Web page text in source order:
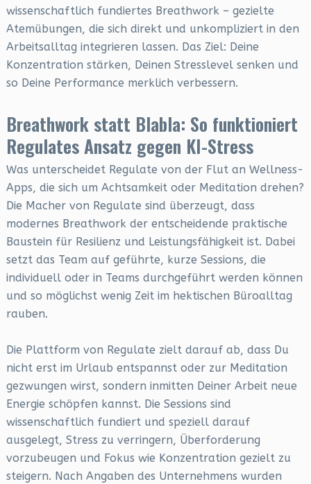
wissenschaftlich fundiertes Breathwork – gezielte
Atemübungen, die sich direkt und unkompliziert in den
Arbeitsalltag integrieren lassen. Das Ziel: Deine
Konzentration stärken, Deinen Stresslevel senken und
so Deine Performance merklich verbessern.
Breathwork statt Blabla: So funktioniert
Regulates Ansatz gegen KI-Stress
Was unterscheidet Regulate von der Flut an Wellness-
Apps, die sich um Achtsamkeit oder Meditation drehen?
Die Macher von Regulate sind überzeugt, dass
modernes Breathwork der entscheidende praktische
Baustein für Resilienz und Leistungsfähigkeit ist. Dabei
setzt das Team auf geführte, kurze Sessions, die
individuell oder in Teams durchgeführt werden können
und so möglichst wenig Zeit im hektischen Büroalltag
rauben.
Die Plattform von Regulate zielt darauf ab, dass Du
nicht erst im Urlaub entspannst oder zur Meditation
gezwungen wirst, sondern inmitten Deiner Arbeit neue
Energie schöpfen kannst. Die Sessions sind
wissenschaftlich fundiert und speziell darauf
ausgelegt, Stress zu verringern, Überforderung
vorzubeugen und Fokus wie Konzentration gezielt zu
steigern. Nach Angaben des Unternehmens wurden